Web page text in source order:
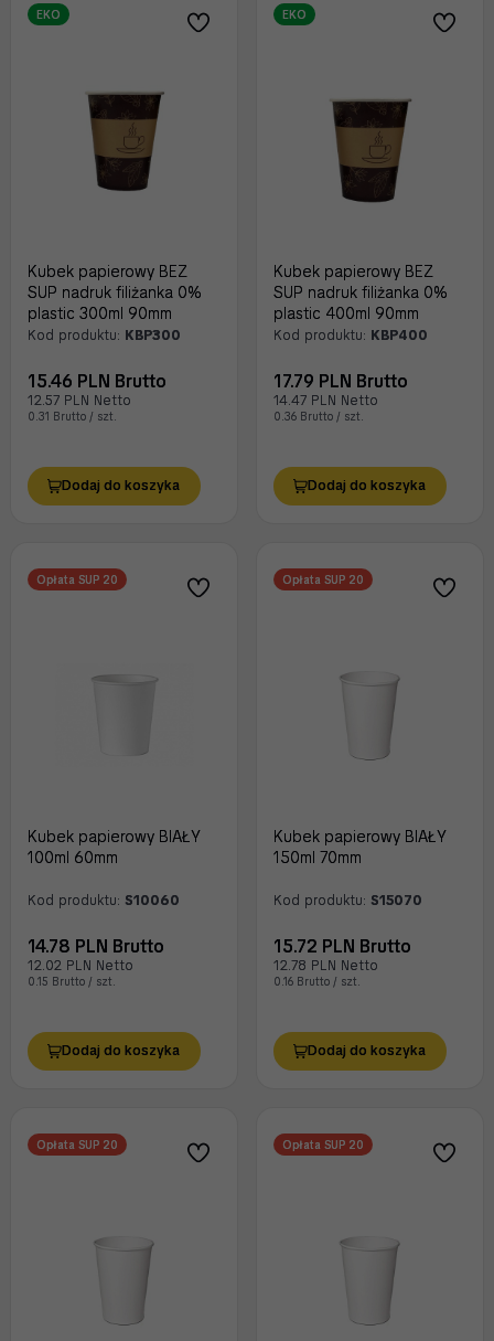
EKO
Kubek papierowy BEZ
SUP nadruk filiżanka 0%
plastic 300ml 90mm
Kod produktu: KBP300
15.46 PLN Brutto
12.57 PLN Netto
0.31 Brutto / szt.
Dodaj do koszyka
EKO
Kubek papierowy BEZ
SUP nadruk filiżanka 0%
plastic 400ml 90mm
Kod produktu: KBP400
17.79 PLN Brutto
14.47 PLN Netto
0.36 Brutto / szt.
Dodaj do koszyka
Opłata SUP 20
Kubek papierowy BIAŁY
100ml 60mm
Kod produktu: S10060
14.78 PLN Brutto
12.02 PLN Netto
0.15 Brutto / szt.
Dodaj do koszyka
Opłata SUP 20
Kubek papierowy BIAŁY
150ml 70mm
Kod produktu: S15070
15.72 PLN Brutto
12.78 PLN Netto
0.16 Brutto / szt.
Dodaj do koszyka
Opłata SUP 20 Opłata SUP 20